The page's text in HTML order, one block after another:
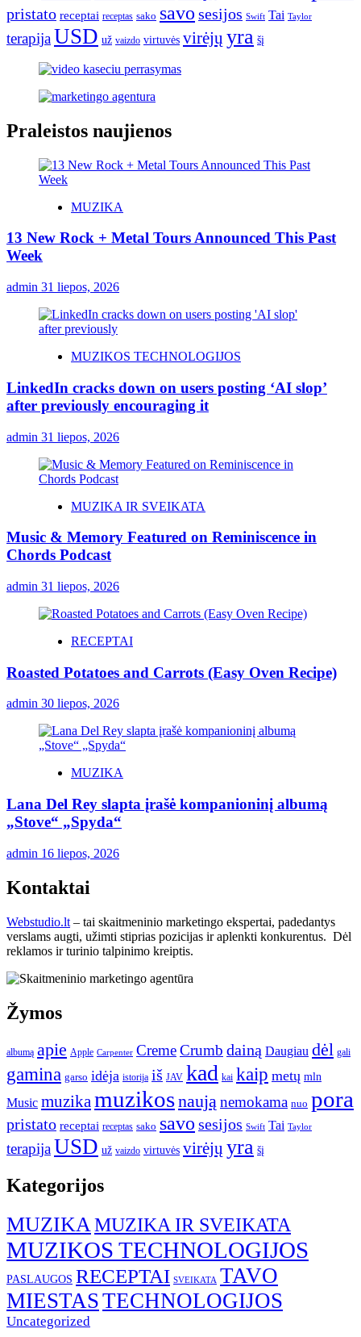
pristato receptai receptas sako savo sesijos Swift Tai Taylor
terapijaUSD už vaizdo virtuvės virėjų yra šį
Praleistos naujienos
MUZIKA
13 New Rock + Metal Tours Announced This Past
Week
admin 31 liepos, 2026
MUZIKOS TECHNOLOGIJOS
LinkedIn cracks down on users posting ‘AI slop’
after previously encouraging it
admin 31 liepos, 2026
MUZIKA IR SVEIKATA
Music & Memory Featured on Reminiscence in
Chords Podcast
admin 31 liepos, 2026
RECEPTAI
Roasted Potatoes and Carrots (Easy Oven Recipe)
admin 30 liepos, 2026
MUZIKA
Lana Del Rey slapta įrašė kompanioninį albumą
„Stove“ „Spyda“
admin 16 liepos, 2026
Kontaktai
Webstudio.lt – tai skaitmeninio marketingo ekspertai, padedantys
verslams augti, užimti stiprias pozicijas ir aplenkti konkurentus. Dėl
reklamos ir turinio talpinimo kreiptis.
Žymos
albumą apie Apple Carpenter CremeCrumb dainą Daugiau dėl gali
gamina garso idėja istorija iš JAV kad kai kaip metų mln
Music muzika muzikosnaują nemokama nuo pora
pristato receptai receptas sako savo sesijos Swift Tai Taylor
terapijaUSD už vaizdo virtuvės virėjų yra šį
Kategorijos
MUZIKAMUZIKA IR SVEIKATA
MUZIKOS TECHNOLOGIJOS
PASLAUGOS RECEPTAI SVEIKATA TAVO
MIESTASTECHNOLOGIJOS
Uncategorized